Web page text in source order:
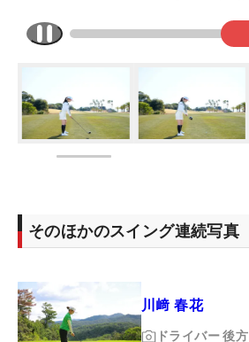
そのほかのスイング連続写真
川﨑 春花
ドライバー 後方